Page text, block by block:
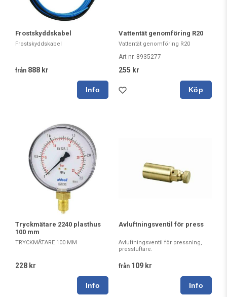
Frostskyddskabel
Frostskyddskabel
från 888 kr
Vattentät genomföring R20
Vattentät genomföring R20
Art nr. 8935277
255 kr
Köp
Tryckmätare 2240 plasthus
100 mm
TRYCKMÄTARE 100 MM
228 kr
Avluftningsventil för press
Avluftningsventil för pressning,
pressluftare.
från 109 kr